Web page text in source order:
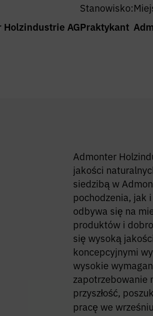
Holzindustrie AG
Stanowisko:
Praktykant
Admonter
jakości
siedzibą w
pochodzenia, jak
odbywa się na
produktów i
się wysoką
koncepcyjnymi
wysokie
zapotrzebowanie
przyszłość,
pracę we